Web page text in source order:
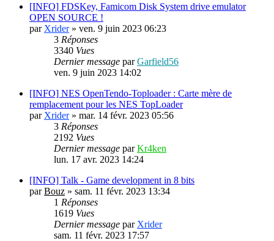
[INFO] FDSKey, Famicom Disk System drive emulator
OPEN SOURCE !
par Xrider» ven. 9 juin 2023 06:23
3 Réponses
3340 Vues
Dernier message parGarfield56
ven. 9 juin 2023 14:02
[INFO] NES OpenTendo-Toploader : Carte mère de
remplacement pour les NES TopLoader
par Xrider» mar. 14 févr. 2023 05:56
3 Réponses
2192 Vues
Dernier message parKr4ken
lun. 17 avr. 2023 14:24
[INFO] Talk - Game development in 8 bits
parBouz » sam. 11 févr. 2023 13:34
1 Réponses
1619 Vues
Dernier message par Xrider
sam. 11 févr. 2023 17:57